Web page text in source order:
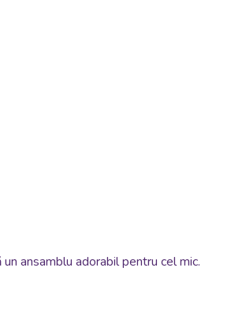
ansamblu adorabil pentru cel mic.